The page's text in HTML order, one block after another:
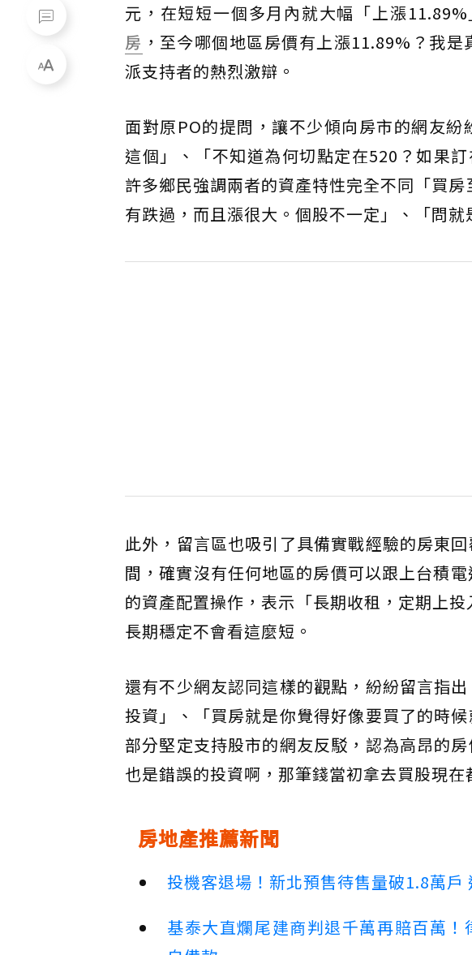
元，在短短一個多月內就大幅「上漲
房 ，至今哪個地區房價有上漲11.89%？我
派支持者的熱烈激辯。
面對原PO的提問，讓不少傾向房市的網友
這個」、「不知道為何切點定在520？如果
許多鄉民強調兩者的資產特性完全不同「買
有跌過，而且漲很大。個股不一定」、「問就
此外，留言區也吸引了具備實戰經驗的房東
間，確實沒有任何地區的房價可以跟上台積
的資產配置操作，表示「長期收租，定期上
長期穩定不會看這麼短。
還有不少網友認同這樣的觀點，紛紛留言指
投資」、「買房就是你覺得好像要買了的時
部分堅定支持股市的網友反駁，認為高昂的
也是錯誤的投資啊，那筆錢當初拿去買股現在
房地產推薦新聞
投機客退場！新北預售待售量破1.8萬戶
基泰大直爛尾建商判退千萬再賠百萬